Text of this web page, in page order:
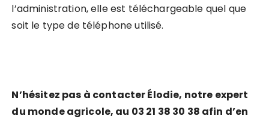
l’administration, elle est téléchargeable quel que
soit le type de téléphone utilisé.
N’hésitez pas à contacterÉlodie, notre expert
du monde agricole, au 03 21 38 30 38 afin d’en